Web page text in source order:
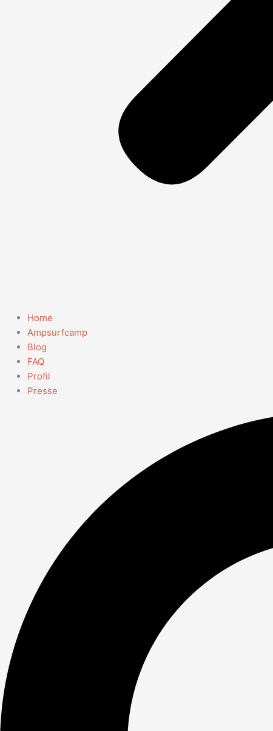
Home
Ampsurfcamp
Blog
FAQ
Profil
Presse